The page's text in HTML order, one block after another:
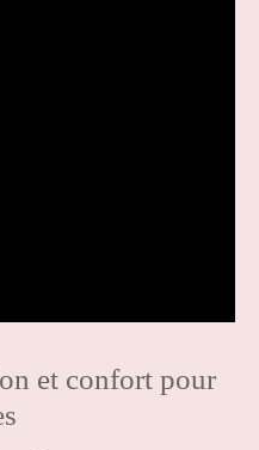
et confort pour